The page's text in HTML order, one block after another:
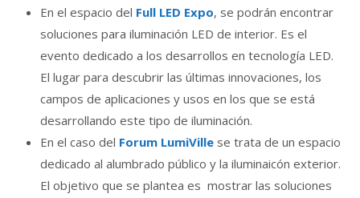
En el espacio del Full LED Expo, se podrán encontrar
soluciones para iluminación LED de interior. Es el
evento dedicado a los desarrollos en tecnología LED.
El lugar para descubrir las últimas innovaciones, los
campos de aplicaciones y usos en los que se está
desarrollando este tipo de iluminación.
En el caso del Forum LumiVille se trata de un espacio
dedicado al alumbrado público y la iluminaicón exterior.
El objetivo que se plantea es mostrar las soluciones